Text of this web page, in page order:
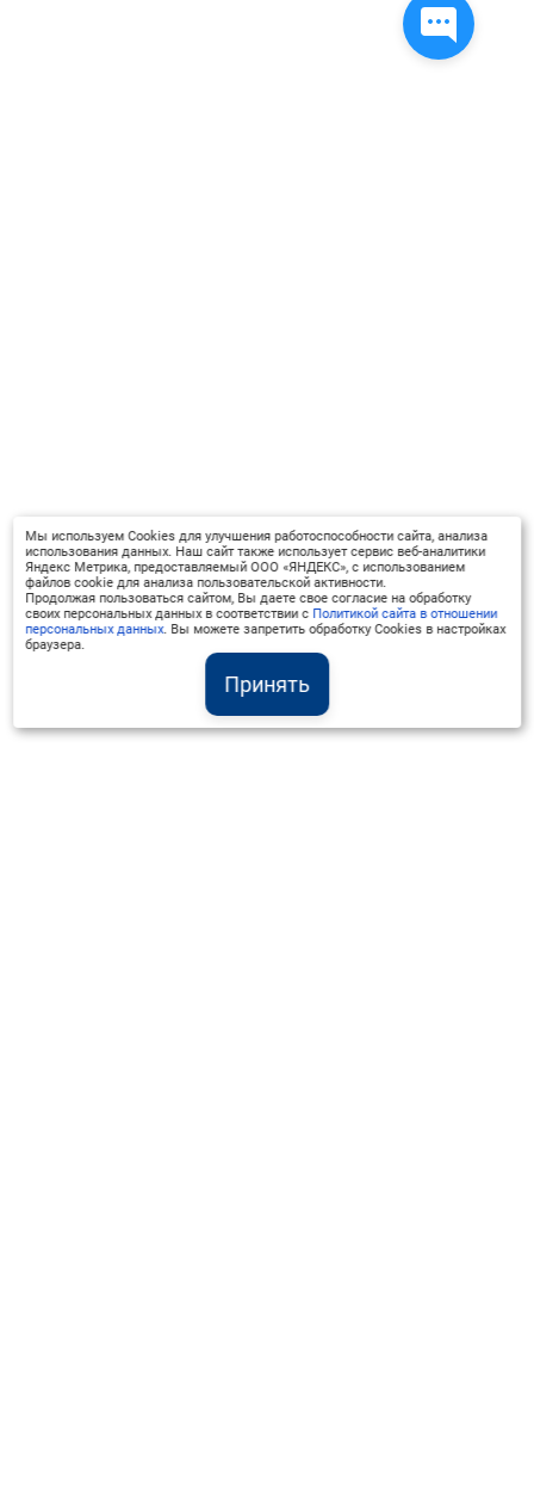
Принять
Мы используем Cookies для улучшения работоспособности сайта, анализа
использования данных. Наш сайт также использует сервис веб-аналитики
Яндекс Метрика, предоставляемый ООО «ЯНДЕКС», с использованием
файлов cookie для анализа пользовательской активности.
Продолжая пользоваться сайтом, Вы даете свое согласие на обработку
своих персональных данных в соответствии с Политикой сайта в отношении
персональных данных. Вы можете запретить обработку Cookies в настройках
браузера.